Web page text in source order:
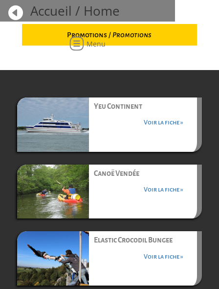
Promotions / Promotions
 Accueil / Home
Menu
Yeu Continent
Voir la fiche »
Canoë Vendée
Voir la fiche »
Elastic Crocodil Bungee
Voir la fiche »